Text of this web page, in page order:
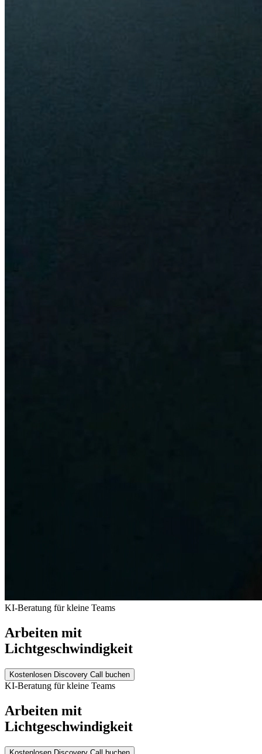
KI-Beratung für kleine Teams
Arbeiten mit
Lichtgeschwindigkeit
Kostenlosen Discovery Call buchen
KI-Beratung für kleine Teams
Arbeiten mit
Lichtgeschwindigkeit